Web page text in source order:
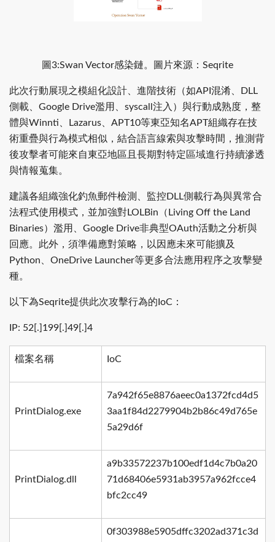
圖3:Swan Vector感染鏈。圖片來源：Seqrite
此次行動展現之模組化設計、進階技術（如API混淆、DLL
側載、Google Drive濫用、syscall注入）與行動成熟度，整
體與Winnti、Lazarus、APT10等東亞知名APT組織存在技
術重疊與行為模式相似，結合語言線索與攻擊時間，推測背
後攻擊者可能來自東亞地區且長期對特定區域進行持續滲透
與情報蒐集。
建議各組織強化釣魚郵件檢測、監控DLL側載行為與異常合
法程式使用模式，並加強對LOLBin（Living Off the Land
Binaries）濫用、Google Drive非典型OAuth活動之分析與
回應。此外，須準備應對策略，以因應未來可能擴及
Python、OneDrive Launcher等更多合法應用程序之攻擊變
種。
以下為Seqrite提供此次攻擊行為的IoC：
IP: 52[.]199[.]49[.]4
檔案名稱 IoC
PrintDialog.exe
7a942f65e8876aeec0a1372fcd4d5
3aa1f84d2279904b2b86c49d765e
5a29d6f
PrintDialog.dll
a9b33572237b100edf1d4c7b0a20
71d68406e5931ab3957a962fcce4
bfc2cc49
0f303988e5905dffc3202ad371c3d